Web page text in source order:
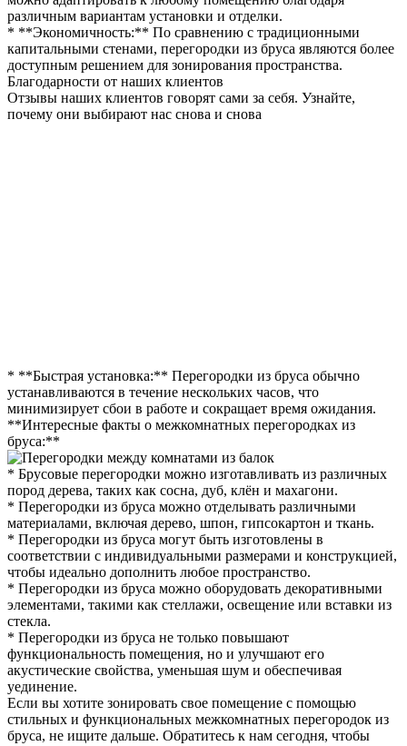
различным вариантам установки и отделки.
* **Экономичность:** По сравнению с традиционными
капитальными стенами, перегородки из бруса являются более
доступным решением для зонирования пространства.
Благодарности от наших клиентов
Отзывы наших клиентов говорят сами за себя. Узнайте,
почему они выбирают нас снова и снова
* **Быстрая установка:** Перегородки из бруса обычно
устанавливаются в течение нескольких часов, что
минимизирует сбои в работе и сокращает время ожидания.
**Интересные факты о межкомнатных перегородках из
бруса:**
* Брусовые перегородки можно изготавливать из различных
пород дерева, таких как сосна, дуб, клён и махагони.
* Перегородки из бруса можно отделывать различными
материалами, включая дерево, шпон, гипсокартон и ткань.
* Перегородки из бруса могут быть изготовлены в
соответствии с индивидуальными размерами и конструкцией,
чтобы идеально дополнить любое пространство.
* Перегородки из бруса можно оборудовать декоративными
элементами, такими как стеллажи, освещение или вставки из
стекла.
* Перегородки из бруса не только повышают
функциональность помещения, но и улучшают его
акустические свойства, уменьшая шум и обеспечивая
уединение.
Если вы хотите зонировать свое помещение с помощью
стильных и функциональных межкомнатных перегородок из
бруса, не ищите дальше. Обратитесь к нам сегодня, чтобы